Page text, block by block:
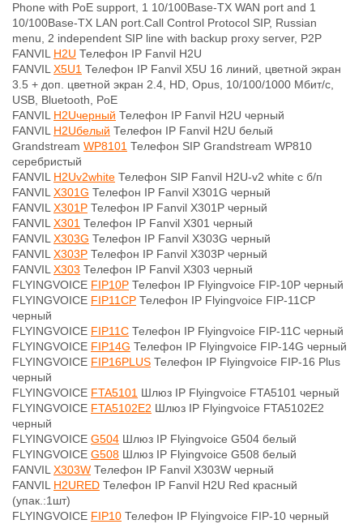
Phone with PoE support, 1 10/100Base-TX WAN port and 1
10/100Base-TX LAN port.Call Control Protocol SIP, Russian
menu, 2 independent SIP line with backup proxy server, P2P
FANVIL H2U Телефон IP Fanvil H2U
FANVILX5U1 Телефон IP Fanvil X5U 16 линий, цветной экран
3.5 + доп. цветной экран 2.4, HD, Opus, 10/100/1000 Мбит/с,
USB, Bluetooth, PoE
FANVIL H2Uчерный Телефон IP Fanvil H2U черный
FANVIL H2Uбелый Телефон IP Fanvil H2U белый
Grandstream WP8101 Телефон SIP Grandstream WP810
серебристый
FANVIL H2Uv2white Телефон SIP Fanvil H2U-v2 white с б/п
FANVILX301G Телефон IP Fanvil X301G черный
FANVILX301P Телефон IP Fanvil X301P черный
FANVILX301 Телефон IP Fanvil X301 черный
FANVILX303G Телефон IP Fanvil X303G черный
FANVILX303P Телефон IP Fanvil X303P черный
FANVILX303 Телефон IP Fanvil X303 черный
FLYINGVOICE FIP10P Телефон IP Flyingvoice FIP-10P черный
FLYINGVOICE FIP11СP Телефон IP Flyingvoice FIP-11СP
черный
FLYINGVOICE FIP11С Телефон IP Flyingvoice FIP-11С черный
FLYINGVOICE FIP14G Телефон IP Flyingvoice FIP-14G черный
FLYINGVOICE FIP16PLUS Телефон IP Flyingvoice FIP-16 Plus
черный
FLYINGVOICE FTA5101 Шлюз IP Flyingvoice FTA5101 черный
FLYINGVOICE FTA5102E2 Шлюз IP Flyingvoice FTA5102E2
черный
FLYINGVOICE G504 Шлюз IP Flyingvoice G504 белый
FLYINGVOICE G508 Шлюз IP Flyingvoice G508 белый
FANVILX303W Телефон IP Fanvil X303W черный
FANVIL H2URED Телефон IP Fanvil H2U Red красный
(упак.:1шт)
FLYINGVOICE FIP10 Телефон IP Flyingvoice FIP-10 черный